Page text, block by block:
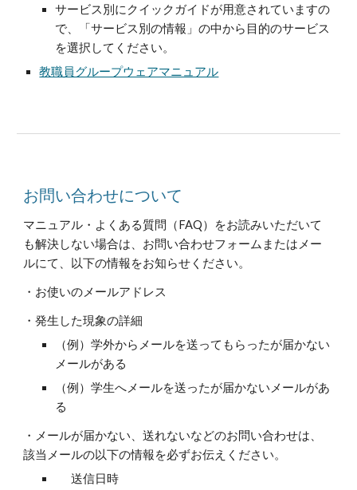
サービス別にクイックガイドが用意されていますの
で、「サービス別の情報」の中から目的のサービス
を選択してください。
教職員グループウェアマニュアル
お問い合わせについて
マニュアル・よくある質問（FAQ）をお読みいただいて
も解決しない場合は、お問い合わせフォームまたはメー
ルにて、以下の情報をお知らせください。
・お使いのメールアドレス
・発生した現象の詳細
（例）学外からメールを送ってもらったが届かない
メールがある
（例）学生へメールを送ったが届かないメールがあ
る
・メールが届かない、送れないなどのお問い合わせは、
該当メールの以下の情報を必ずお伝えください。
送信日時